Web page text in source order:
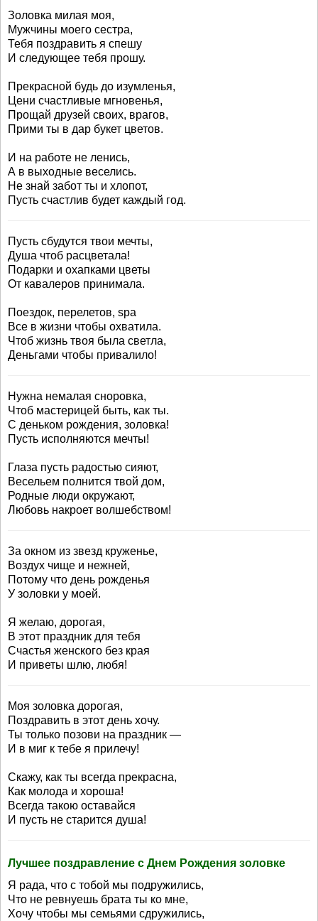
Золовка милая моя,
Мужчины моего сестра,
Тебя поздравить я спешу
И следующее тебя прошу.
Прекрасной будь до изумленья,
Цени счастливые мгновенья,
Прощай друзей своих, врагов,
Прими ты в дар букет цветов.
И на работе не ленись,
А в выходные веселись.
Не знай забот ты и хлопот,
Пусть счастлив будет каждый год.
Пусть сбудутся твои мечты,
Душа чтоб расцветала!
Подарки и охапками цветы
От кавалеров принимала.
Поездок, перелетов, spa
Все в жизни чтобы охватила.
Чтоб жизнь твоя была светла,
Деньгами чтобы привалило!
Нужна немалая сноровка,
Чтоб мастерицей быть, как ты.
С деньком рождения, золовка!
Пусть исполняются мечты!
Глаза пусть радостью сияют,
Весельем полнится твой дом,
Родные люди окружают,
Любовь накроет волшебством!
За окном из звезд круженье,
Воздух чище и нежней,
Потому что день рожденья
У золовки у моей.
Я желаю, дорогая,
В этот праздник для тебя
Счастья женского без края
И приветы шлю, любя!
Моя золовка дорогая,
Поздравить в этот день хочу.
Ты только позови на праздник —
И в миг к тебе я прилечу!
Скажу, как ты всегда прекрасна,
Как молода и хороша!
Всегда такою оставайся
И пусть не старится душа!
Лучшее поздравление с Днем Рождения золовке
Я рада, что с тобой мы подружились,
Что не ревнуешь брата ты ко мне,
Хочу чтобы мы семьями сдружились,